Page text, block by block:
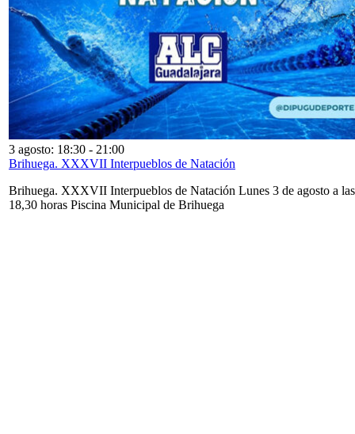
3 agosto: 18:30 - 21:00
Brihuega. XXXVII Interpueblos de Natación
Brihuega. XXXVII Interpueblos de Natación Lunes 3 de agosto a las
18,30 horas Piscina Municipal de Brihuega